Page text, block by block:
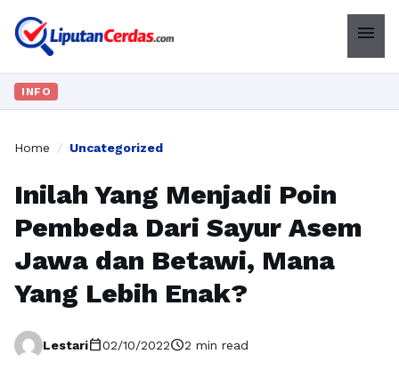
menu
INFO
Home / Uncategorized
Inilah Yang Menjadi Poin
Pembeda Dari Sayur Asem
Jawa dan Betawi, Mana
Yang Lebih Enak?
Lestaricalendar_today02/10/2022schedule2 min read